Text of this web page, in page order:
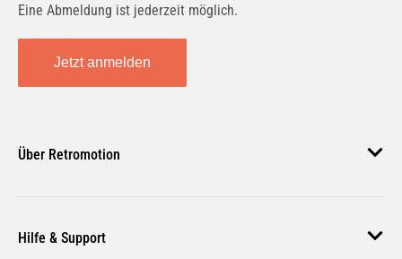
Eine Abmeldung ist jederzeit möglich.
Jetzt anmelden
Über Retromotion
Unsere Jobs
Hilfe & Support